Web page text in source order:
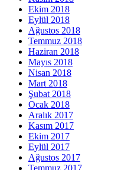
Ekim 2018
Eylül 2018
Ağustos 2018
Temmuz 2018
Haziran 2018
Mayıs 2018
Nisan 2018
Mart 2018
Şubat 2018
Ocak 2018
Aralık 2017
Kasım 2017
Ekim 2017
Eylül 2017
Ağustos 2017
Temmuz 2017